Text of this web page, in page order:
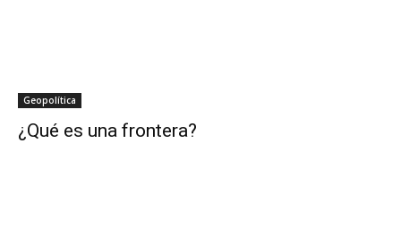
Geopolítica
¿Qué es una frontera?